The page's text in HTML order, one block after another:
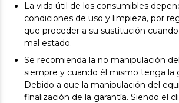
La vida útil de los consumibles
condiciones de uso y limpieza, por
que proceder a su sustitución
mal estado.
Se recomienda la no manipulación
siempre y cuando él mismo tenga la
Debido a que la manipulación del
finalización de la garantía. Siendo el